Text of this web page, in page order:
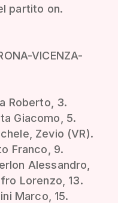
partito on.
VICENZA-
Roberto, 3.
Giacomo, 5.
Zevio (VR).
Franco, 9.
Alessandro,
Lorenzo, 13.
Marco, 15.